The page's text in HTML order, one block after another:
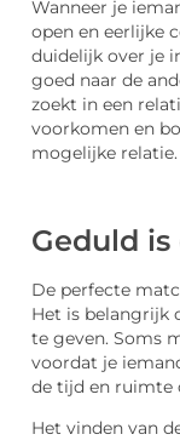
Wanneer je
open en eerlijke
duidelijk over je
goed naar de
zoekt in een
voorkomen en
mogelijke relatie.
Geduld
De perfecte
Het is belangrijk
te geven. Soms
voordat je
de tijd en ruimte
Het vinden van